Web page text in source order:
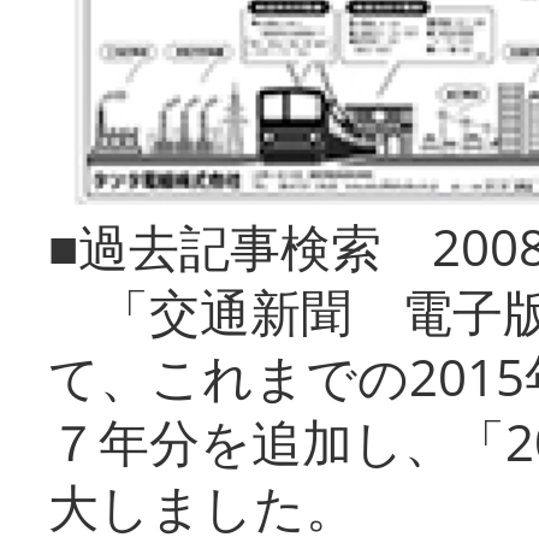
■過去記事検索
「交通新聞 電子
て、これまでの
７年分を追加し、「
大しまし